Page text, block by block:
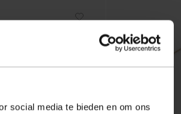
social media te bieden en om ons